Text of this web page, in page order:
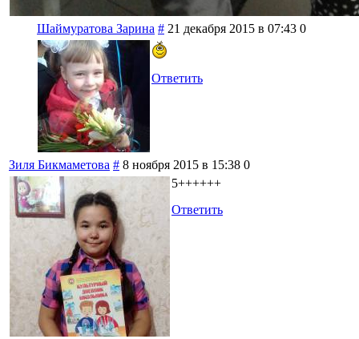
Шаймуратова Зарина # 21 декабря 2015 в 07:43 0
Ответить
Зиля Бикмаметова # 8 ноября 2015 в 15:38 0
5++++++
Ответить